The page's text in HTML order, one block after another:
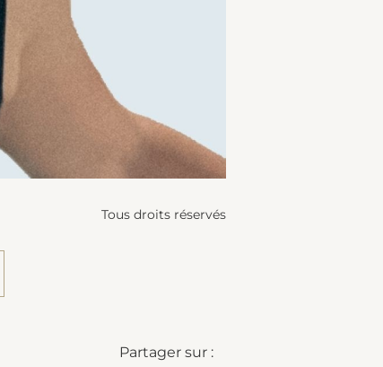
Tous droits réservés
Partager sur :